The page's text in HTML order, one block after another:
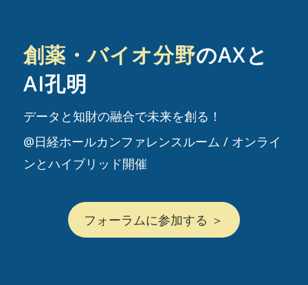
創薬・バイオ分野のAXと
AI孔明
データと知財の融合で未来を創る！
@日経ホールカンファレンスルーム / オンライ
ンとハイブリッド開催
フォーラムに参加する ＞